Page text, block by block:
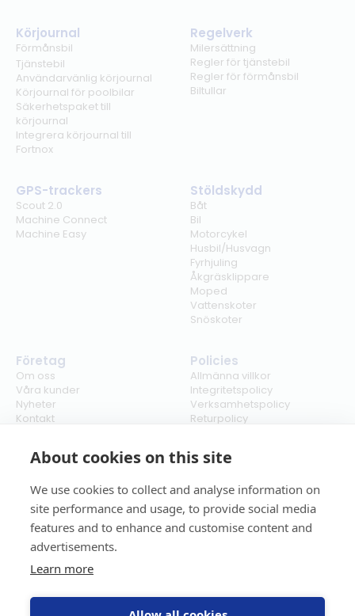
About cookies on this site
We use cookies to collect and analyse information on
site performance and usage, to provide social media
features and to enhance and customise content and
advertisements.
Learn more
Körjournal
Förmånsbil
Tjänstebil
Användarvänlig körjournal
Körjournal för poolbilar
Säkerhetspaket till
körjournal
Integrera körjournal till
Fortnox
Regelverk
Milersättning
Regler för tjänstebil
Regler för förmånsbil
Biltullar
GPS-trackers
Scout 2.0
Machine Connect
Machine Easy
Stöldskydd
Båt
Bil
Motorcykel
Husbil/Husvagn
Fyrhjuling
Åkgräsklippare
Moped
Vattenskoter
Snöskoter
Företag
Om oss
Våra kunder
Nyheter
Kontakt
Policies
Allmänna villkor
Integritetspolicy
Verksamhetspolicy
Returpolicy
Cookies